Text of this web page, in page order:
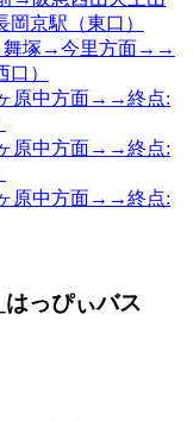
京駅（東口）
舞塚→今里方面→→
）
原中方面→→終点:
原中方面→→終点:
原中方面→→終点:
っぴぃバス